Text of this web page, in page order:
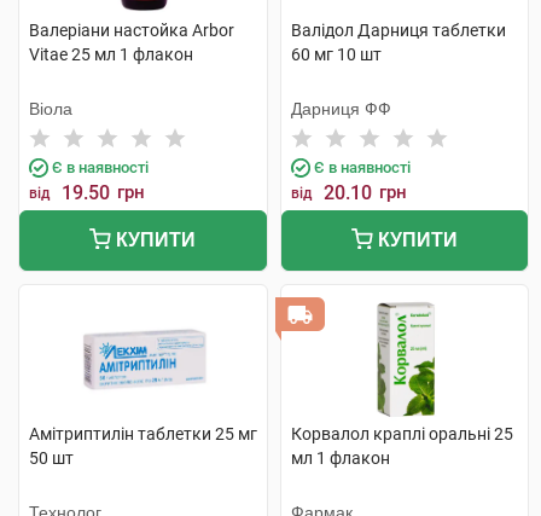
Валеріани настойка Arbor
Vitae 25 мл 1 флакон
Віола
Є в наявності
від 19.50 грн
КУПИТИ
Валідол Дарниця таблетки
60 мг 10 шт
Дарниця ФФ
Є в наявності
від 20.10 грн
КУПИТИ
Амітриптилін таблетки 25 мг
50 шт
Корвалол краплі оральні 25
мл 1 флакон